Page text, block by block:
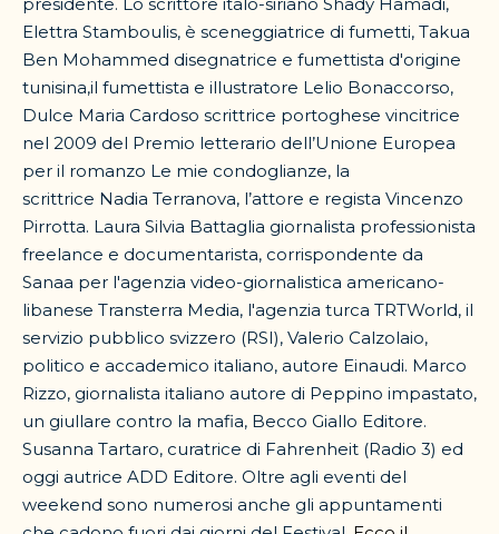
Elettra Stamboulis, è sceneggiatrice di fumetti, Takua
Ben Mohammed disegnatrice e fumettista d'origine
tunisina,il fumettista e illustratore Lelio Bonaccorso,
Dulce Maria Cardoso scrittrice portoghese vincitrice
nel 2009 del Premio letterario dell’Unione Europea
per il romanzo Le mie condoglianze, la
scrittrice Nadia Terranova, l’attore e regista Vincenzo
Pirrotta. Laura Silvia Battaglia giornalista professionista
freelance e documentarista, corrispondente da
Sanaa per l'agenzia video-giornalistica americano-
libanese Transterra Media, l'agenzia turca TRTWorld, il
servizio pubblico svizzero (RSI), Valerio Calzolaio,
politico e accademico italiano, autore Einaudi. Marco
Rizzo, giornalista italiano autore di Peppino impastato,
un giullare contro la mafia, Becco Giallo Editore.
Susanna Tartaro, curatrice di Fahrenheit (Radio 3) ed
oggi autrice ADD Editore. Oltre agli eventi del
weekend sono numerosi anche gli appuntamenti